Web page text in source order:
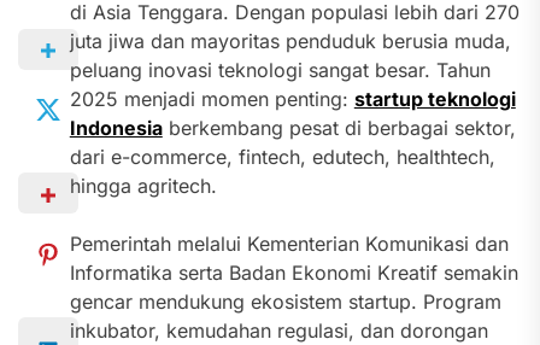
di Asia Tenggara. Dengan populasi lebih dari 270
juta jiwa dan mayoritas penduduk berusia muda,
peluang inovasi teknologi sangat besar. Tahun
2025 menjadi momen penting: startup teknologi
Indonesiaberkembang pesat di berbagai sektor,
dari e-commerce, fintech, edutech, healthtech,
hingga agritech.
Pemerintah melalui Kementerian Komunikasi dan
Informatika serta Badan Ekonomi Kreatif semakin
gencar mendukung ekosistem startup. Program
inkubator, kemudahan regulasi, dan dorongan